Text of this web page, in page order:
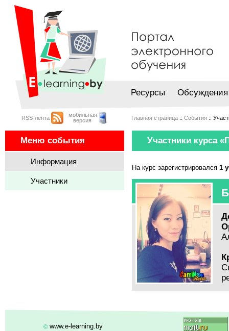
Ресурсы Обсуждения
RSS-лента
мобильная
версия
Главная страница :: События ::
Меню события
Информация
Участники
Участники курса
На курс зарегистрировался 1
© www.e-learning.by